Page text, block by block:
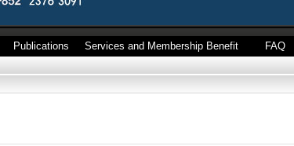
Publications Services and Membership Benefit FAQ